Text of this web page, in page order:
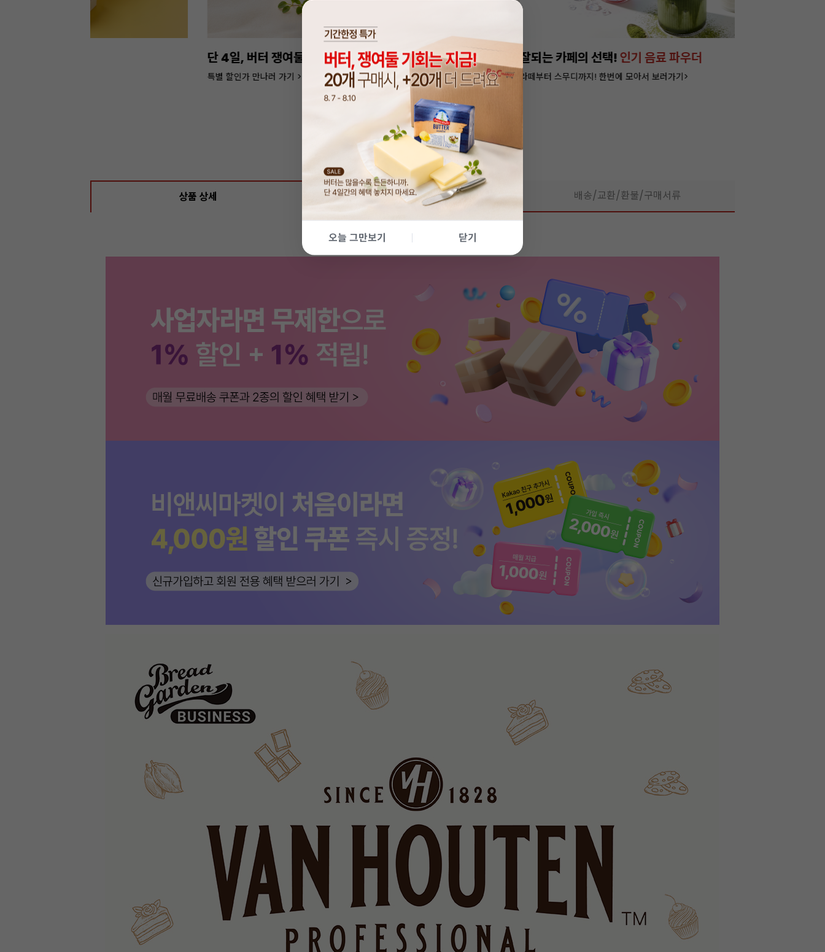
오늘 그만보기 닫기
포장 필수템 3종
쿠키부터 빵까지 담을 수 있는 박스 특가 >
단 4일, 버터 쟁여둘 기회아머랜드 20+20 특별가!
특별 할인가 만나러 가기 >
상품 상세 상품 리뷰 0 배송/교환/환불/구매서류